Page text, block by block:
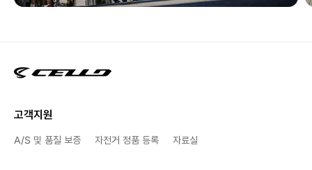
고객지원
A/S 및 품질 보증 자전거 정품 등록 자료실